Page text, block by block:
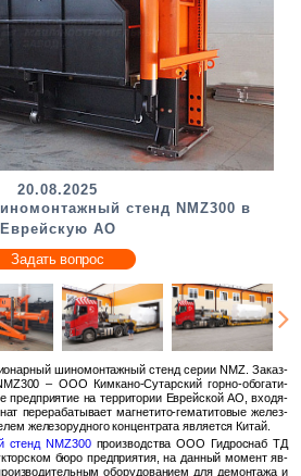
20.08.2025
стенд NMZ300 в
Еврейскую АО
Задать вопрос
ши­но­мон­таж­ный стенд серии NMZ. За­каз­
– ООО Ким­ка­но-Су­тар­ский горно-обо­га­ти­
пред­при­я­тие на тер­ри­то­рии Ев­рей­ской АО, вхо­дя­
пе­ре­ра­ба­ты­ва­ет маг­не­ти­то-ге­ма­ти­то­вые же­лез­
же­ле­зо­руд­но­го кон­цен­тра­та яв­ля­ет­ся Китай.
стенд NMZ300про­из­вод­ства ООО Гид­ро­снаб ТД
бюро пред­при­я­тия, на дан­ный мо­мент яв­
обо­ру­до­ва­ни­ем для де­мон­та­жа и